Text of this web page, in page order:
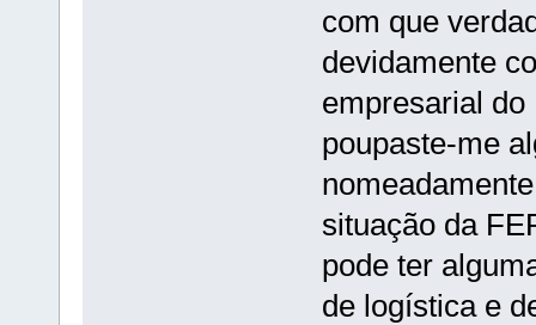
com que
devidamente
empresarial do
poupaste-me
situação da
pode ter
de logística e